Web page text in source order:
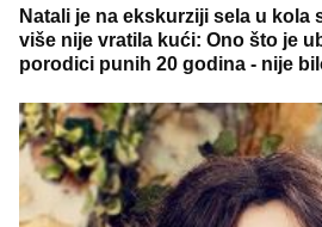
Natali je na ekskurziji sela u kola
više nije vratila kući: Ono što je
porodici punih 20 godina - nije